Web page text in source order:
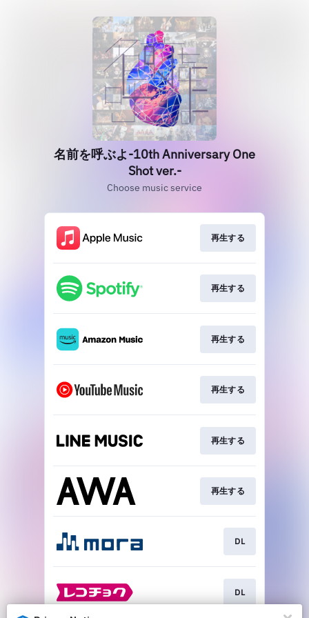
名前を呼ぶよ-10th Anniversary One
Shot ver.-
Choose music service
再生する
再生する
再生する
再生する
再生する
再生する
DL
DL